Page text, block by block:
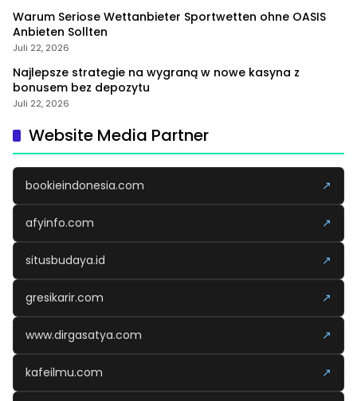
Warum Seriose Wettanbieter Sportwetten ohne OASIS
Anbieten Sollten
Juli 22, 2026
Najlepsze strategie na wygraną w nowe kasyna z
bonusem bez depozytu
Juli 22, 2026
Website Media Partner
bookieindonesia.com ↗
afyinfo.com ↗
situsbudaya.id ↗
gresikarir.com ↗
www.dirgasatya.com ↗
kafeilmu.com ↗